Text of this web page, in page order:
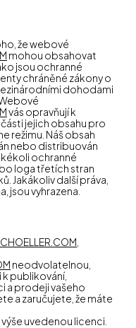
že webové
mohou obsahovat
jsou ochranné
chráněné zákony o
dohodami
vás opravňují k
jejich obsahu pro
režimu. Náš obsah
nebo distribuován
ochranné
loga třetích stran
Jakákoliv další práva,
jsou vyhrazena.
neodvolatelnou,
publikování,
a prodeji vašeho
a zaručujete, že máte
výše uvedenou licenci.